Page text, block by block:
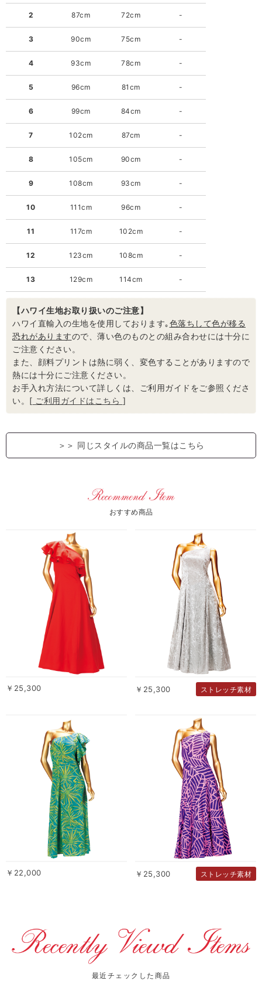
2
3
4
5
6
7
8
9
10
11
12
13
87cm
90cm
93cm
96cm
99cm
102cm
105cm
108cm
111cm
117cm
123cm
129cm
72cm
75cm
78cm
81cm
84cm
87cm
90cm
93cm
96cm
102cm
108cm
114cm
-
-
-
-
-
-
-
-
-
-
-
-
【ハワイ生地お取り扱いのご注意】
ハワイ直輸入の生地を使用しております｡色落ちして色が移る
恐れがありますので、薄い色のものとの組み合わせには十分に
ご注意ください。
また、顔料プリントは熱に弱く、変色することがありますので
熱には十分にご注意ください。
お手入れ方法について詳しくは、ご利用ガイドをご参照くださ
い。[ ご利用ガイドはこちら ]
＞＞ 同じスタイルの商品一覧はこちら
おすすめ商品
￥25,300 ￥25,300 ストレッチ素材
￥22,000 ￥25,300 ストレッチ素材
最近チェックした商品